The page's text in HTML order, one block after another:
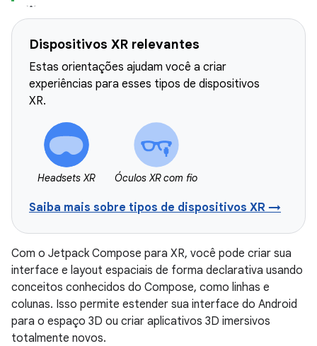
Dispositivos XR relevantes
Estas orientações ajudam você a criar
experiências para esses tipos de dispositivos
XR.
Headsets XR Óculos XR com fio
Saiba mais sobre tipos de dispositivos XR →
Com o Jetpack Compose para XR, você pode criar sua
interface e layout espaciais de forma declarativa usando
conceitos conhecidos do Compose, como linhas e
colunas. Isso permite estender sua interface do Android
para o espaço 3D ou criar aplicativos 3D imersivos
totalmente novos.